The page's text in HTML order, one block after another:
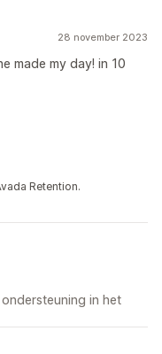
28 november 2023
made my day! in 10
Retention.
in het